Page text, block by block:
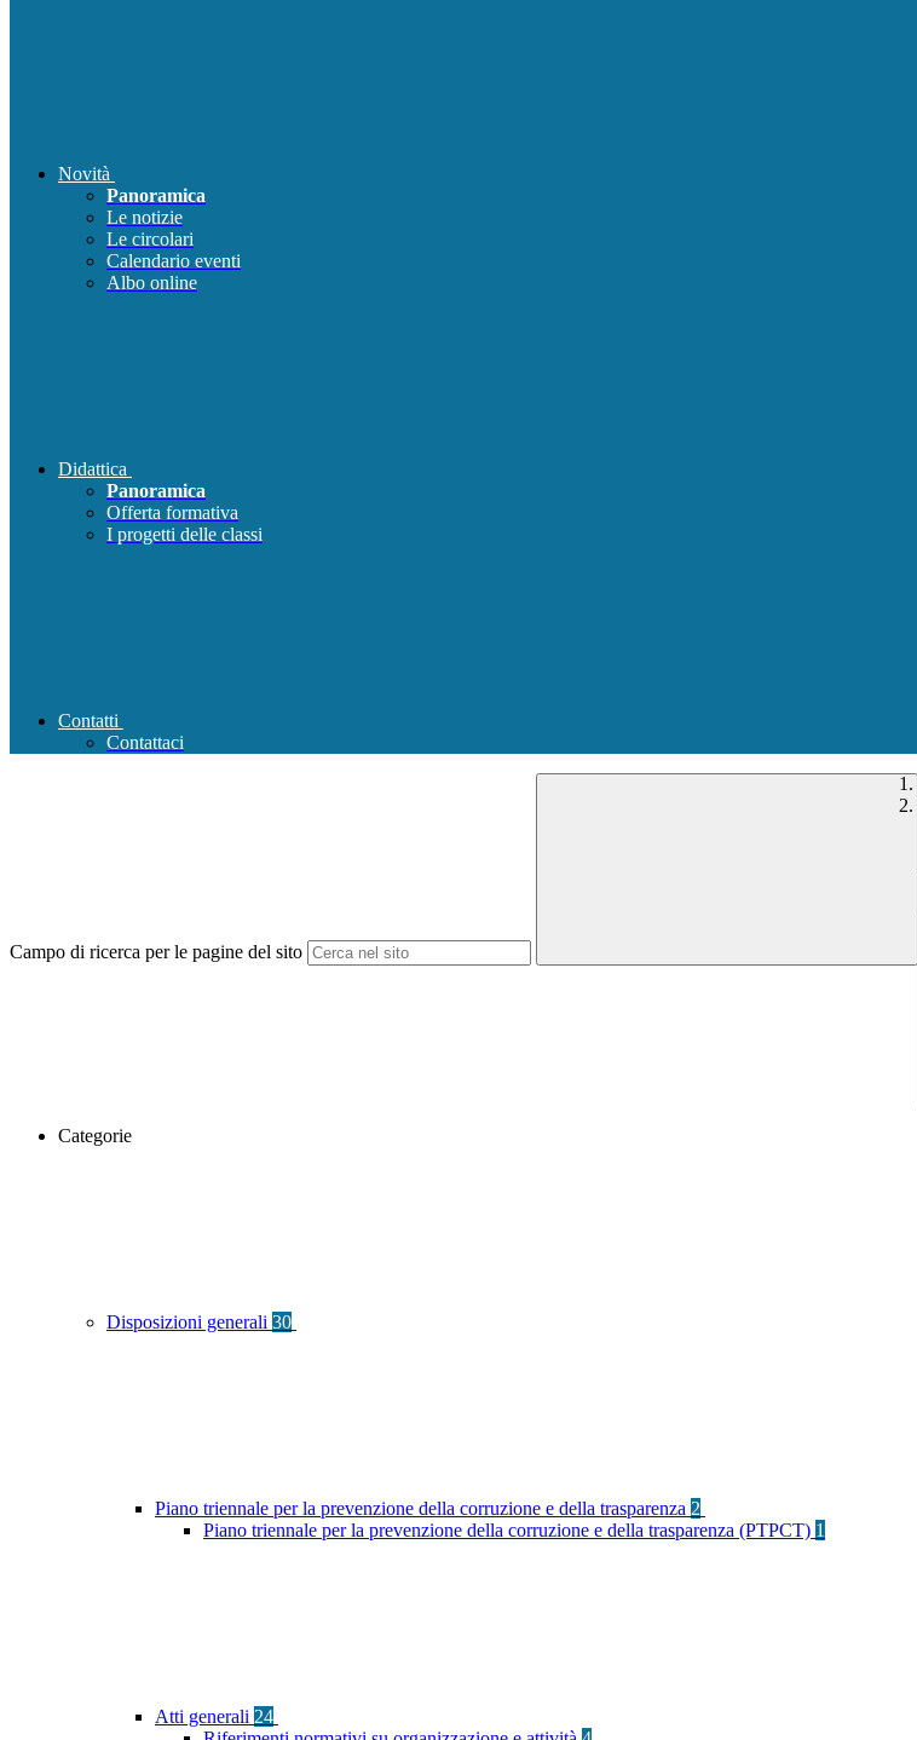
Novità
Panoramica
Le notizie
Le circolari
Calendario eventi
Albo online
Didattica
Panoramica
Offerta formativa
I progetti delle classi
Contatti
Contattaci
Campo di ricerca per le pagine del sito
Categorie
Disposizioni generali 30
Piano triennale per la prevenzione della corruzione e della trasparenza 2
Piano triennale per la prevenzione della corruzione e della trasparenza (PTPCT) 1
Atti generali 24